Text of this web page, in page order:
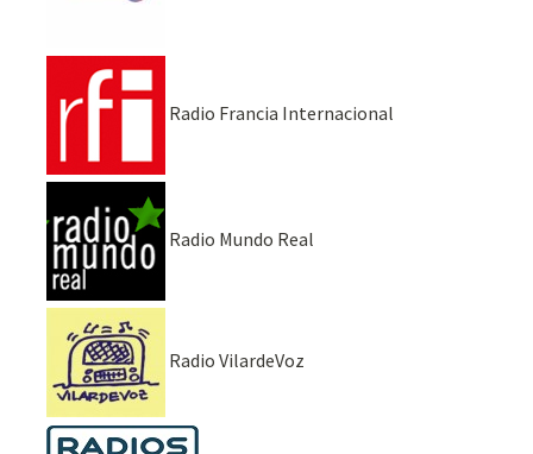
Radio Francia Internacional
Radio Mundo Real
Radio VilardeVoz